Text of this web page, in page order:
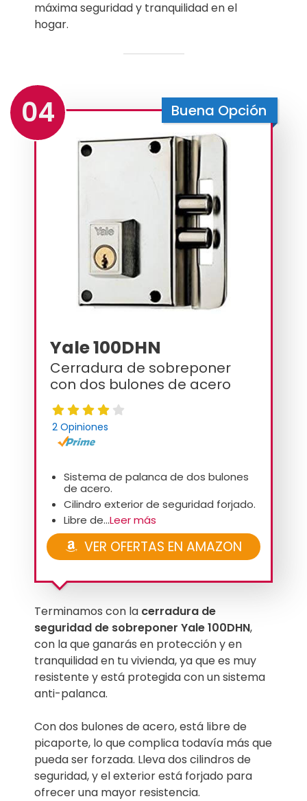
máxima seguridad y tranquilidad en el
hogar.
04 Buena Opción
Yale 100DHN
Cerradura de sobreponer
con dos bulones de acero
2 Opiniones
Sistema de palanca de dos bulones
de acero.
Cilindro exterior de seguridad forjado.
Libre de...Leer más
VER OFERTAS EN AMAZON
Terminamos con la cerradura de
seguridad de sobreponer Yale 100DHN,
con la que ganarás en protección y en
tranquilidad en tu vivienda, ya que es muy
resistente y está protegida con un sistema
anti-palanca.
Con dos bulones de acero, está libre de
picaporte, lo que complica todavía más que
pueda ser forzada. Lleva dos cilindros de
seguridad, y el exterior está forjado para
ofrecer una mayor resistencia.